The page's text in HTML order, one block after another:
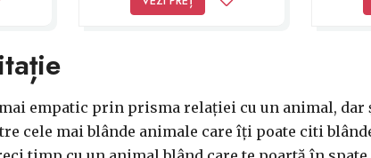
empatic prin prisma relației cu un animal, dar
cele mai blânde animale care îți poate citi